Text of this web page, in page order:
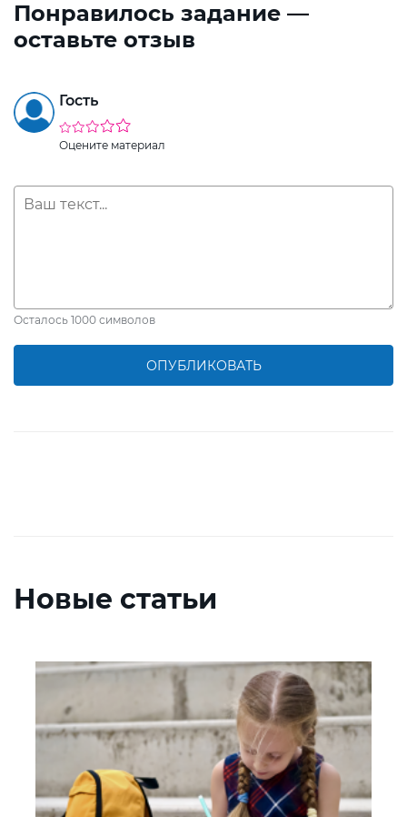
Понравилось задание —
оставьте отзыв
Гость
Оцените материал
Осталось 1000 символов
ОПУБЛИКОВАТЬ
Новые статьи